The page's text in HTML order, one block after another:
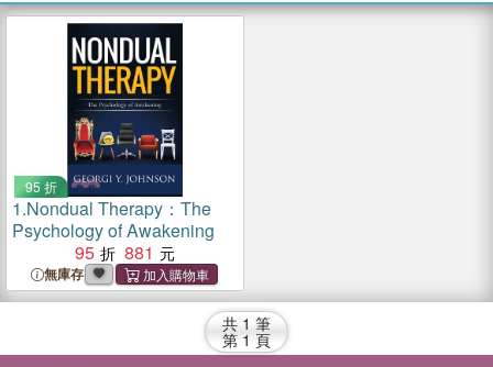
95 折
1.Nondual Therapy：The
Psychology of Awakening
95
881
無庫存
共 1 筆
第 1 頁